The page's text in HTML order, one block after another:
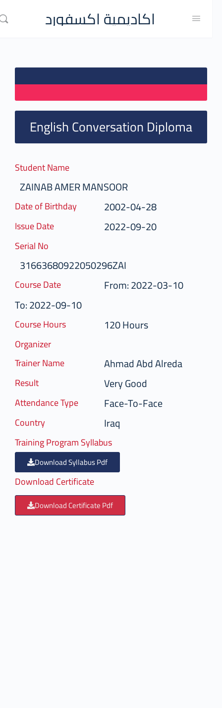
اكاديمية اكسفورد
English Conversation Diploma
Student Name
ZAINAB AMER MANSOOR
Date of Birthday 2002-04-28
Issue Date 2022-09-20
Serial No
31663680922050296ZAI
Course Date
From: 2022-03-10
To: 2022-09-10
Course Hours 120 Hours
Organizer
Trainer Name
Ahmad Abd Alreda
Result Very Good
Attendance Type Face-To-Face
Country Iraq
Training Program Syllabus
Download Syllabus Pdf
Download Certificate
Download Certificate Pdf